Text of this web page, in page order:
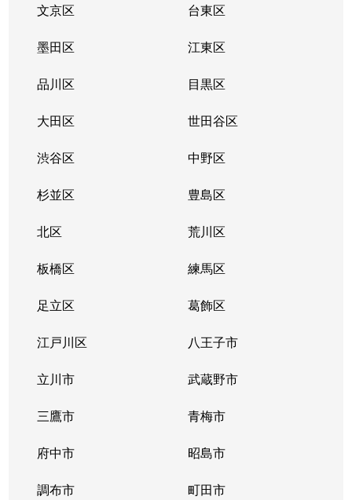
文京区 台東区
墨田区 江東区
品川区 目黒区
大田区 世田谷区
渋谷区 中野区
杉並区 豊島区
北区 荒川区
板橋区 練馬区
足立区 葛飾区
江戸川区 八王子市
立川市 武蔵野市
三鷹市 青梅市
府中市 昭島市
調布市 町田市